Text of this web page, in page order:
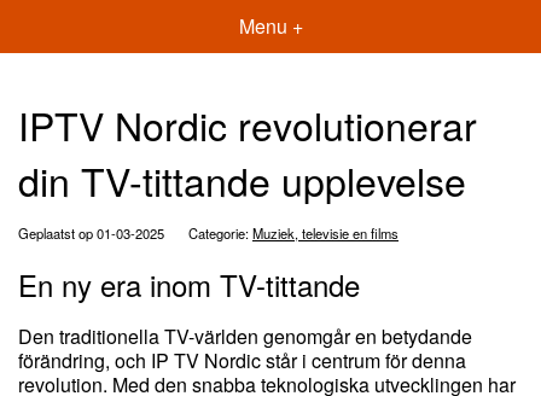
Menu +
IPTV Nordic revolutionerar
din TV-tittande upplevelse
Geplaatst op 01-03-2025 Categorie:Muziek, televisie en films
En ny era inom TV-tittande
Den traditionella TV-världen genomgår en betydande
förändring, och IP TV Nordic står i centrum för denna
revolution. Med den snabba teknologiska utvecklingen har